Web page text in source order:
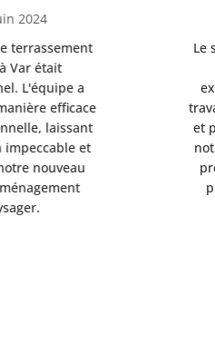
Le service de terrassement
exceptionnel. L'équipe a
travaillé de manière efficace
et professionnelle, laissant
notre jardin impeccable et
prêt pour notre nouveau
projet d'aménagement